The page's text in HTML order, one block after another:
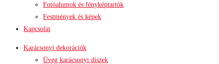
Fotóalumok és fényképtartók
Festmények és képek
Kapcsolat
Karácsonyi dekorációk
Üveg karácsonyi díszek